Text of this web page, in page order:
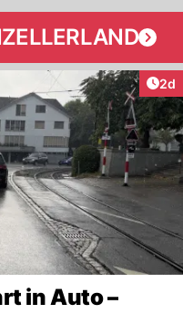
2d
in Auto –